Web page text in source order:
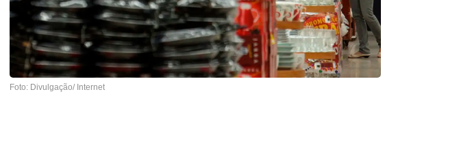
Foto: Divulgação/ Internet